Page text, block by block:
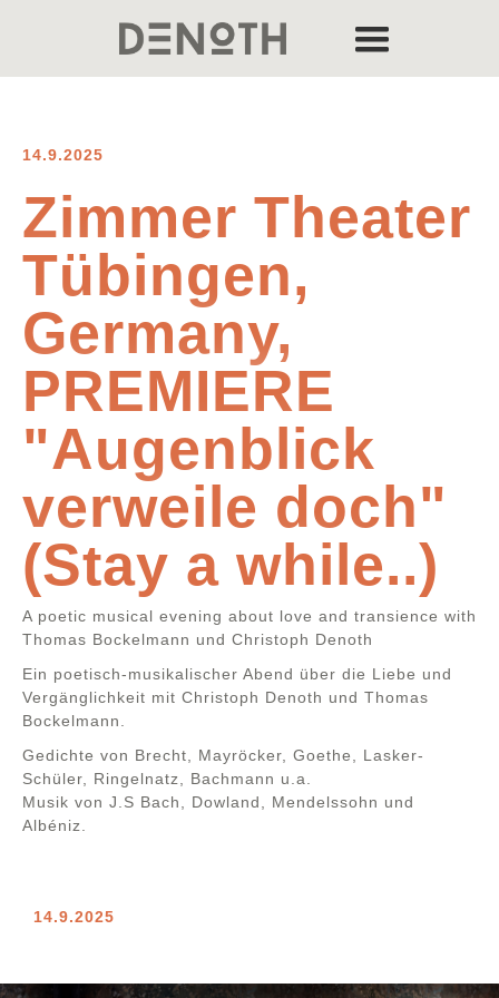
14.9.2025
Zimmer Theater
Tübingen,
Germany,
PREMIERE
"Augenblick
verweile doch"
(Stay a while..)
A poetic musical evening about love and transience with
Thomas Bockelmann und Christoph Denoth
Ein poetisch-musikalischer Abend über die Liebe und
Vergänglichkeit mit Christoph Denoth und Thomas
Bockelmann.
Gedichte von Brecht, Mayröcker, Goethe, Lasker-
Schüler, Ringelnatz, Bachmann u.a.
Musik von J.S Bach, Dowland, Mendelssohn und
Albéniz.
14.9.2025